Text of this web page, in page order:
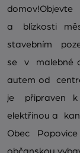
a blízkosti
stavebním
se v malebné
autem od
je připraven k
elektřinou a
Obec